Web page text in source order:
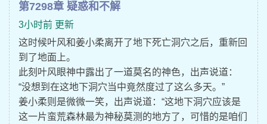
第7298章 疑惑和不解
3小时前 更新
这时候叶风和姜小柔离开了地下死亡洞穴之后，重新回
到了地面上。
此刻叶风眼神中露出了一道莫名的神色，出声说道：
“没想到在这地下洞穴当中竟然度过了这么多天。”
姜小柔则是微微一笑，出声说道：“这地下洞穴应该是
这一片蛮荒森林最为神秘莫测的地方了，可惜的是咱们